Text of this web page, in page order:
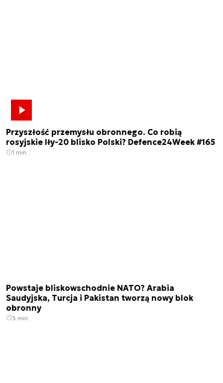
Przyszłość przemysłu obronnego. Co robią
rosyjskie Iły-20 blisko Polski? Defence24Week #165
1 min.
Powstaje bliskowschodnie NATO? Arabia
Saudyjska, Turcja i Pakistan tworzą nowy blok
obronny
3 min.